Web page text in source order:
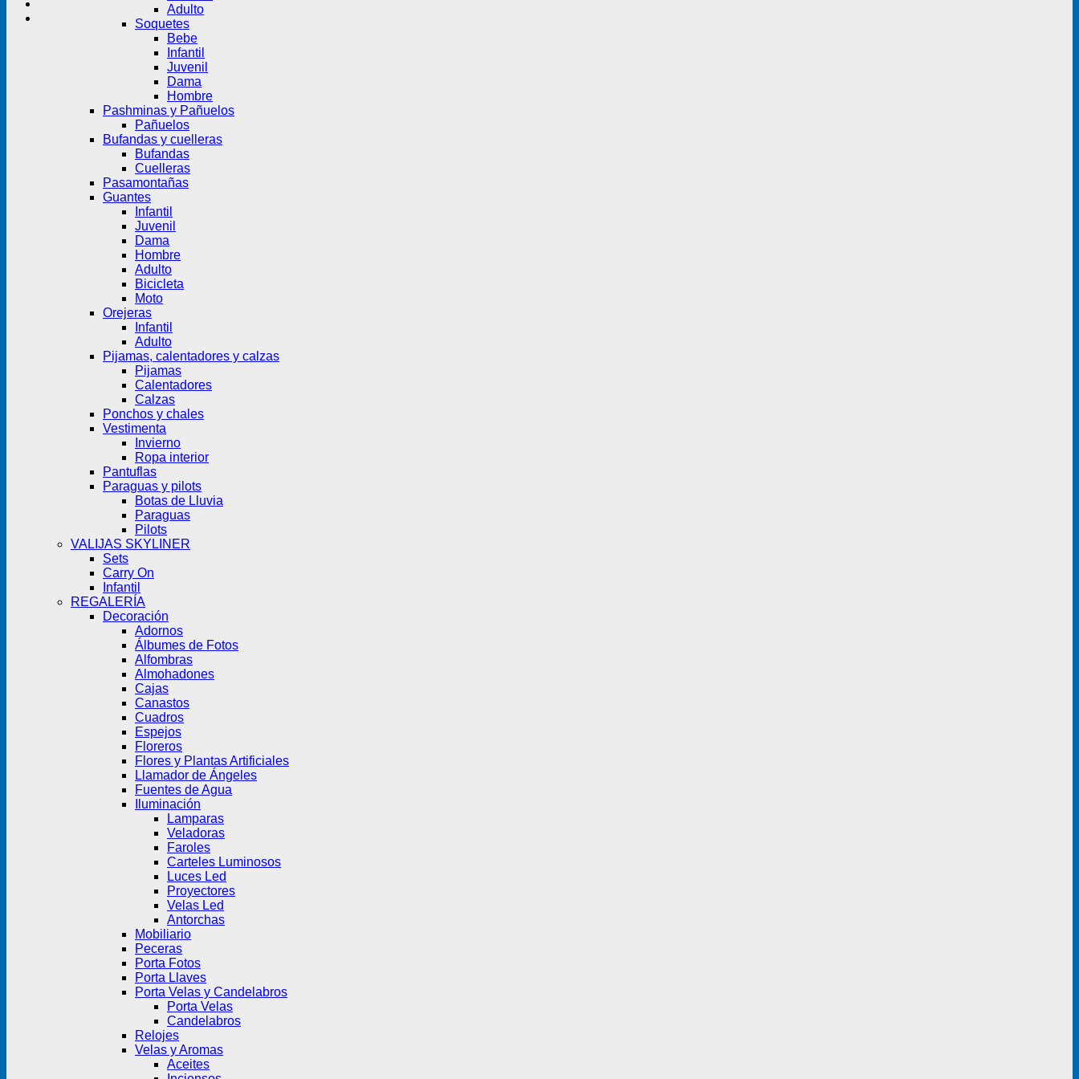
Adulto
Soquetes
Bebe
Infantil
Juvenil
Dama
Hombre
Pashminas y Pañuelos
Pañuelos
Bufandas y cuelleras
Bufandas
Cuelleras
Pasamontañas
Guantes
Infantil
Juvenil
Dama
Hombre
Adulto
Bicicleta
Moto
Orejeras
Infantil
Adulto
Pijamas, calentadores y calzas
Pijamas
Calentadores
Calzas
Ponchos y chales
Vestimenta
Invierno
Ropa interior
Pantuflas
Paraguas y pilots
Botas de Lluvia
Paraguas
Pilots
VALIJAS SKYLINER
Sets
Carry On
Infantil
REGALERÍA
Decoración
Adornos
Álbumes de Fotos
Alfombras
Almohadones
Cajas
Canastos
Cuadros
Espejos
Floreros
Flores y Plantas Artificiales
Llamador de Ángeles
Fuentes de Agua
Iluminación
Lamparas
Veladoras
Faroles
Carteles Luminosos
Luces Led
Proyectores
Velas Led
Antorchas
Mobiliario
Peceras
Porta Fotos
Porta Llaves
Porta Velas y Candelabros
Porta Velas
Candelabros
Relojes
Velas y Aromas
Aceites